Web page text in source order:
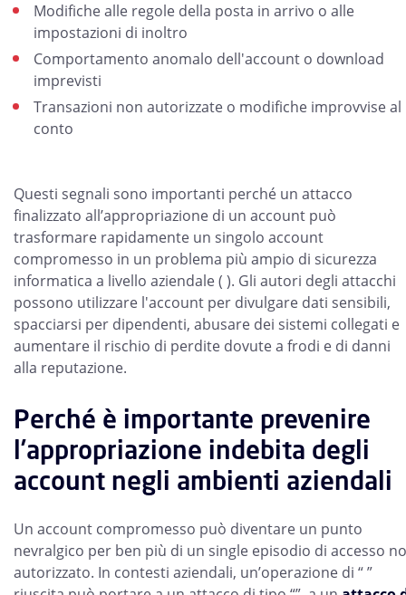
Modifiche alle regole della posta in arrivo o alle
impostazioni di inoltro
Comportamento anomalo dell'account o download
imprevisti
Transazioni non autorizzate o modifiche improvvise al
conto
Questi segnali sono importanti perché un attacco
finalizzato all’appropriazione di un account può
trasformare rapidamente un singolo account
compromesso in un problema più ampio di sicurezza
informatica a livello aziendale ( ). Gli autori degli attacchi
possono utilizzare l'account per divulgare dati sensibili,
spacciarsi per dipendenti, abusare dei sistemi collegati e
aumentare il rischio di perdite dovute a frodi e di danni
alla reputazione.
Perché è importante prevenire
l’appropriazione indebita degli
account negli ambienti aziendali
Un account compromesso può diventare un punto
nevralgico per ben più di un single episodio di accesso
autorizzato. In contesti aziendali, un’operazione di “ ”